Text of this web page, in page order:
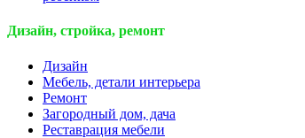
Дизайн, стройка, ремонт
Дизайн
Мебель, детали интерьера
Ремонт
Загородный дом, дача
Реставрация мебели